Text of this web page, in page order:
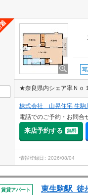
写
★奈良県内シェア率Ｎｏ
株式会社 山晃住宅 生駒
電話でのご予約・お問合
来店予約する 無料
情報登録日 2026/08/04
賃貸アパート 東生駒駅 徒